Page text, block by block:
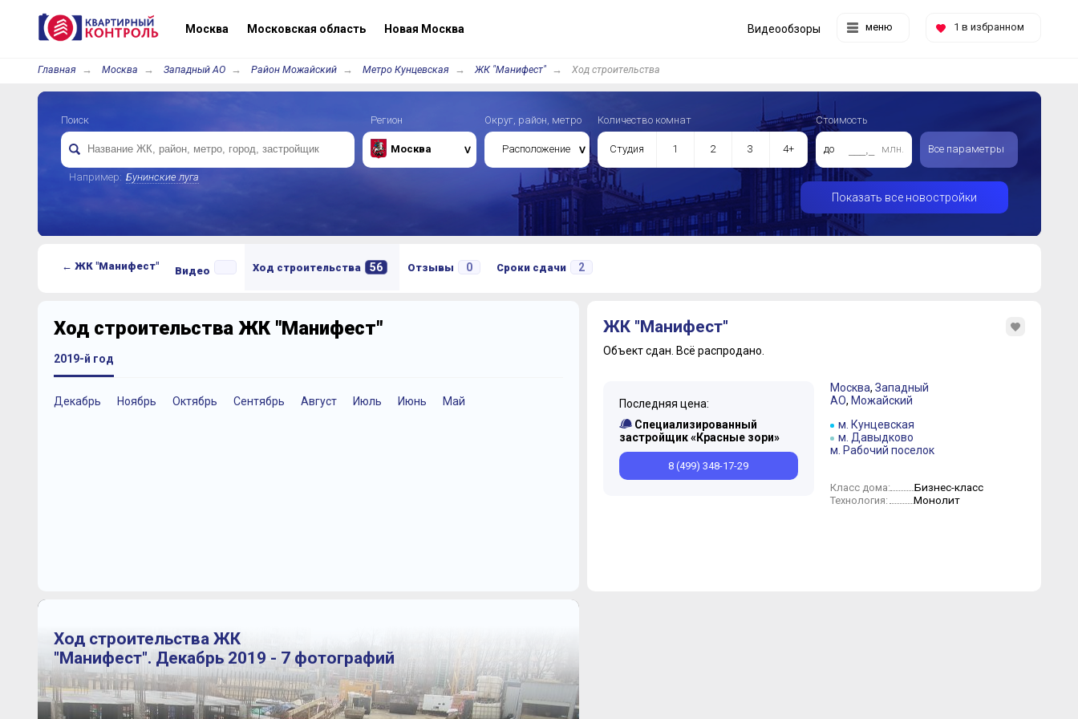
Москва Московская область Новая Москва меню 1 в избранном
Видеообзоры
Главная Москва Западный АО Район Можайский Метро Кунцевская ЖК "Манифест" Ход строительства
Поиск
Например: Бунинские луга
Регион
Москва
Округ, район, метро
Расположение
Количество комнат
Студия 1 2 3 4+
Стоимость
до млн. Все параметры
Показать все новостройки
← ЖК "Манифест" Видео Ход строительства 56 Отзывы 0 Сроки сдачи 2
Ход строительства ЖК "Манифест"
2019-й год
Декабрь Ноябрь Октябрь Сентябрь Август Июль Июнь Май
Ход строительства ЖК
"Манифест". Декабрь 2019 - 7 фотографий
ЖК "Манифест"
Объект сдан. Всё распродано.
Последняя цена:
Специализированный
застройщик «Красные зори»
8 (499) 348-17-29
Москва, Западный
АО, Можайский
м. Кунцевская
м. Давыдково
м. Рабочий поселок
Класс дома: Бизнес-класс
Технология: Монолит